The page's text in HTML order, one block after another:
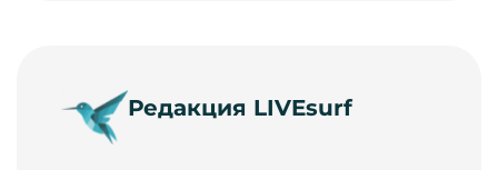
Редакция LIVEsurf